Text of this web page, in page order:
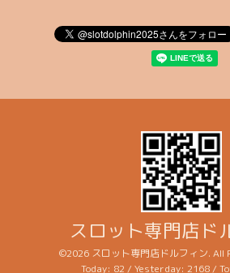
スロット専門店ド
©2026 スロット専門店ドルフィン. All
Today: 82 / Yesterday: 2168/